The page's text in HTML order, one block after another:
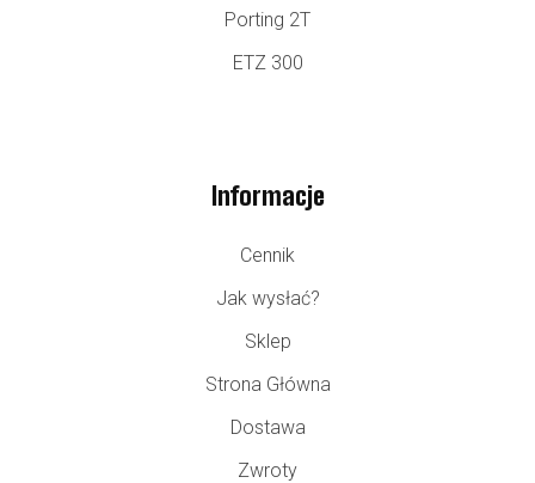
Porting 2T
ETZ 300
Informacje
Cennik
Jak wysłać?
Sklep
Strona Główna
Dostawa
Zwroty